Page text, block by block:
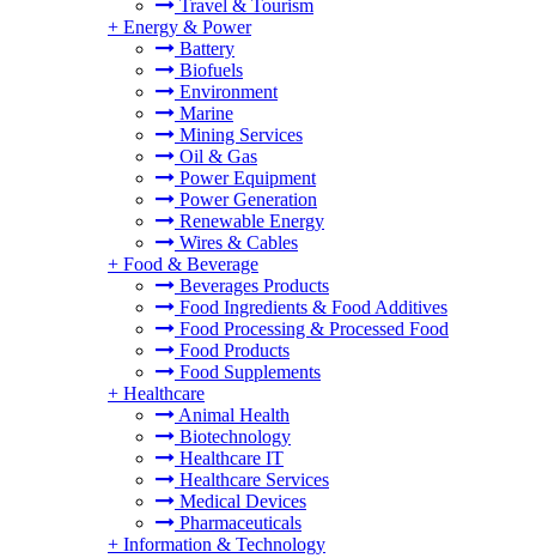
Travel & Tourism
+ Energy & Power
Battery
Biofuels
Environment
Marine
Mining Services
Oil & Gas
Power Equipment
Power Generation
Renewable Energy
Wires & Cables
+ Food & Beverage
Beverages Products
Food Ingredients & Food Additives
Food Processing & Processed Food
Food Products
Food Supplements
+ Healthcare
Animal Health
Biotechnology
Healthcare IT
Healthcare Services
Medical Devices
Pharmaceuticals
+ Information & Technology